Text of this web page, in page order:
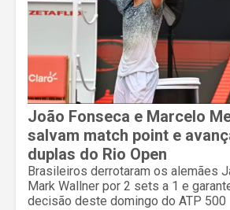
João Fonseca e Marcelo
salvam match point e
duplas do Rio Open
Brasileiros derrotaram os alemães
Mark Wallner por 2 sets a 1 e
decisão deste domingo do ATP 500